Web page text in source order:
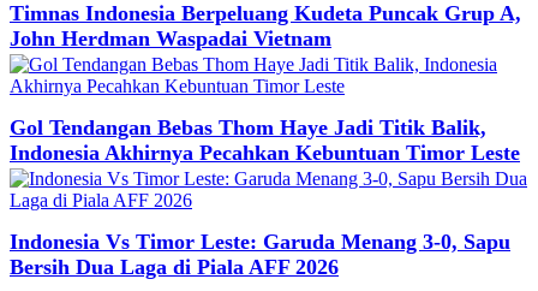
Timnas Indonesia Berpeluang Kudeta Puncak Grup A,
John Herdman Waspadai Vietnam
Gol Tendangan Bebas Thom Haye Jadi Titik Balik,
Indonesia Akhirnya Pecahkan Kebuntuan Timor Leste
Indonesia Vs Timor Leste: Garuda Menang 3-0, Sapu
Bersih Dua Laga di Piala AFF 2026